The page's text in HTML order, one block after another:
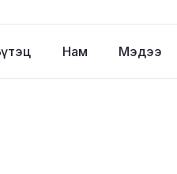
Нам Мэдээ